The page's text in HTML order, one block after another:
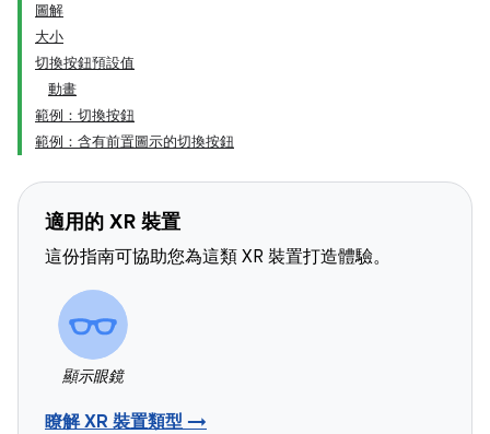
圖解
大小
切換按鈕預設值
動畫
範例：切換按鈕
範例：含有前置圖示的切換按鈕
適用的 XR 裝置
這份指南可協助您為這類 XR 裝置打造體驗。
顯示眼鏡
瞭解 XR 裝置類型 →